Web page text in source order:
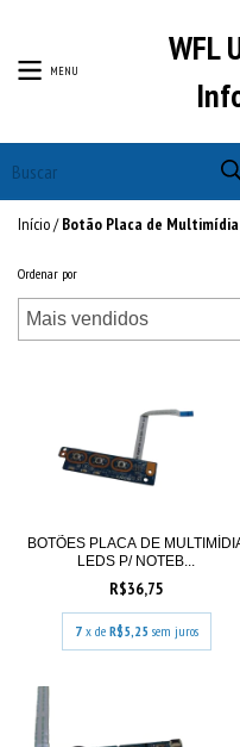
MENU
WFL
Início/ Botão Placa de Multimídia
Ordenar por
BOTÕES PLACA DE
LEDS P/ NOTEB...
R$36,75
7 x de R$5,25 sem juros